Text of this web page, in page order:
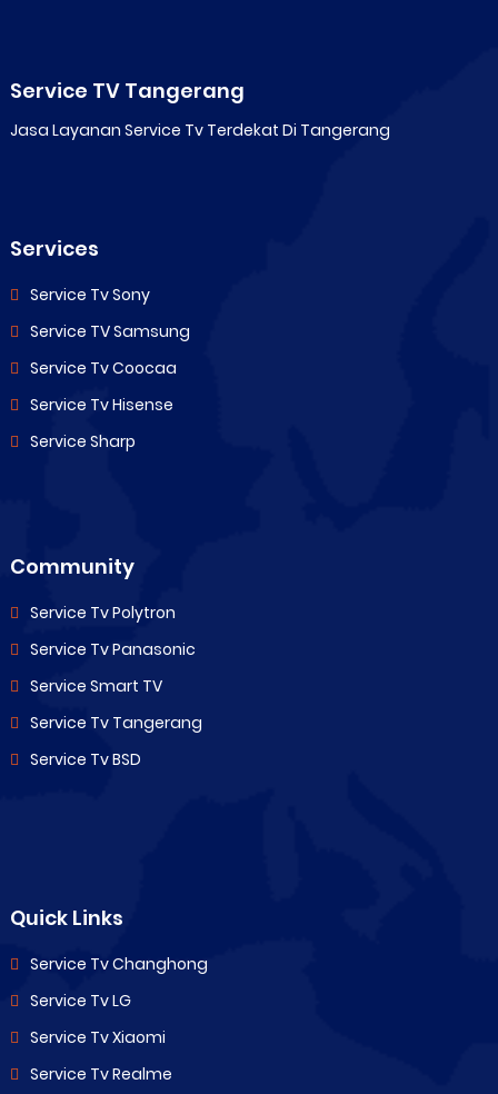
Service TV Tangerang
Jasa Layanan Service Tv Terdekat Di Tangerang
Services
Service Tv Sony
Service TV Samsung
Service Tv Coocaa
Service Tv Hisense
Service Sharp
Community
Service Tv Polytron
Service Tv Panasonic
Service Smart TV
Service Tv Tangerang
Service Tv BSD
Quick Links
Service Tv Changhong
Service Tv LG
Service Tv Xiaomi
Service Tv Realme